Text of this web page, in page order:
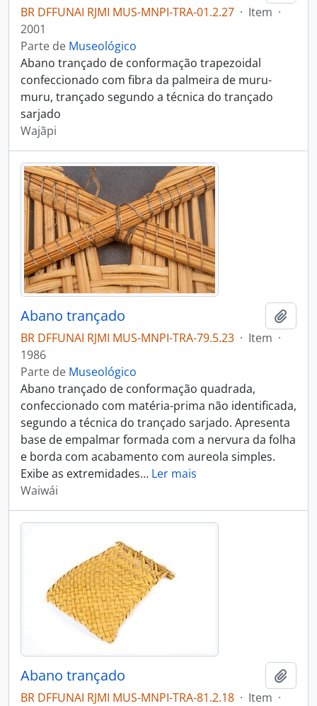
BR DFFUNAI RJMI MUS-MNPI-TRA-01.2.27 · Item ·
2001
Parte de Museológico
Abano trançado de conformação trapezoidal
confeccionado com fibra da palmeira de muru-
muru, trançado segundo a técnica do trançado
sarjado
Wajãpi
Abano trançado
BR DFFUNAI RJMI MUS-MNPI-TRA-79.5.23 · Item ·
1986
Parte de Museológico
Abano trançado de conformação quadrada,
confeccionado com matéria-prima não identificada,
segundo a técnica do trançado sarjado. Apresenta
base de empalmar formada com a nervura da folha
e borda com acabamento com aureola simples.
Exibe as extremidades… Ler mais
Waiwái
Abano trançado
BR DFFUNAI RJMI MUS-MNPI-TRA-81.2.18 · Item ·